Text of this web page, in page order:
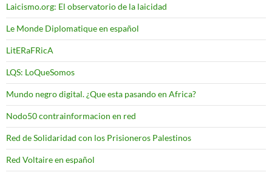
Laicismo.org: El observatorio de la laicidad
Le Monde Diplomatique en español
LitERaFRicA
LQS: LoQueSomos
Mundo negro digital. ¿Que esta pasando en Africa?
Nodo50 contrainformacion en red
Red de Solidaridad con los Prisioneros Palestinos
Red Voltaire en español